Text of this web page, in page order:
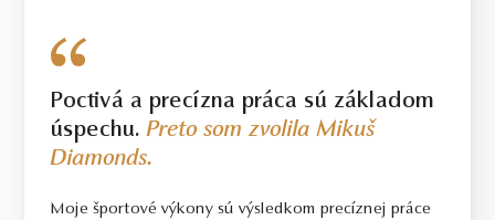
Poctivá a precízna práca sú základom
úspechu.Preto som zvolila Mikuš
Diamonds.
Moje športové výkony sú výsledkom precíznej práce